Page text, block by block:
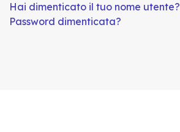
Hai dimenticato il tuo nome utente?
Password dimenticata?